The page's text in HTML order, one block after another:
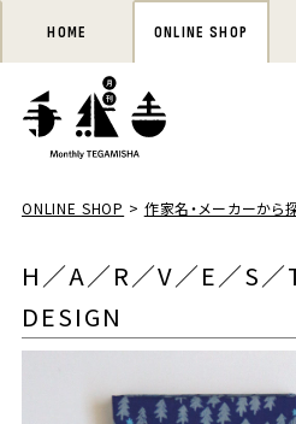
HOME ONLINE SHOP
ONLINE SHOP 作家名・メーカーから
H／A／R／V／E／S
DESIGN